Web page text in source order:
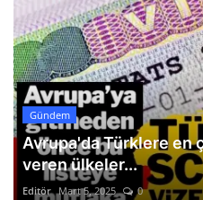
Gündem
Avrupa'da Türklere en
veren ülkeler...
Editör Mart 5, 2025 0